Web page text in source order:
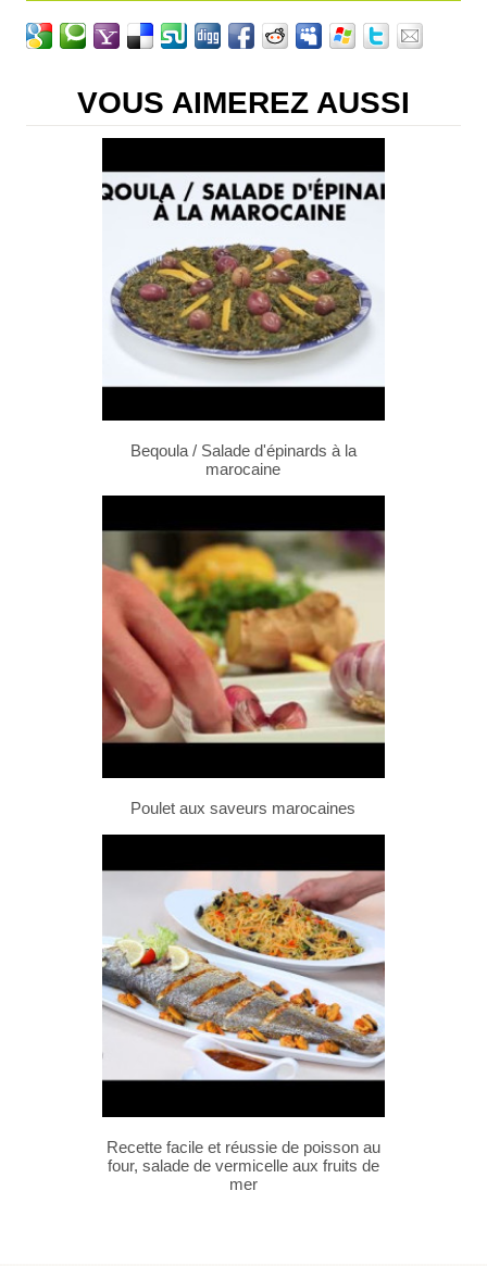
VOUS AIMEREZ AUSSI
Beqoula / Salade d'épinards à la
marocaine
Poulet aux saveurs marocaines
Recette facile et réussie de poisson au
four, salade de vermicelle aux fruits de
mer